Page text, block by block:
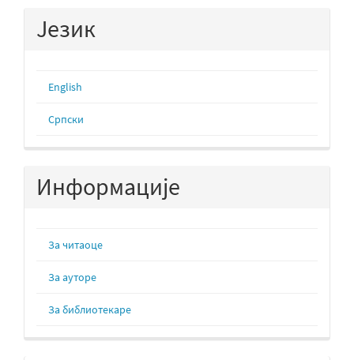
Језик
English
Cрпски
Информације
За читаоце
За ауторе
За библиотекаре